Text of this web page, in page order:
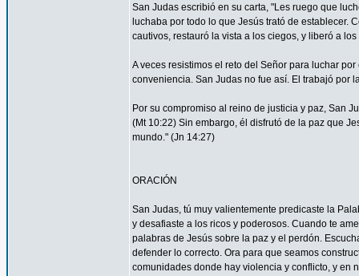
San Judas escribió en su carta, "Les ruego que
luchaba por todo lo que Jesús trató de establecer.
cautivos, restauró la vista a los ciegos, y liberó a
A veces resistimos el reto del Señor para luchar
conveniencia. San Judas no fue así. El trabajó por
Por su compromiso al reino de justicia y paz, San
(Mt 10:22) Sin embargo, él disfrutó de la paz que
mundo." (Jn 14:27)
ORACIÓN
San Judas, tú muy valientemente predicaste la
y desafiaste a los ricos y poderosos. Cuando te
palabras de Jesús sobre la paz y el perdón.
defender lo correcto. Ora para que seamos
comunidades donde hay violencia y conflicto, y en